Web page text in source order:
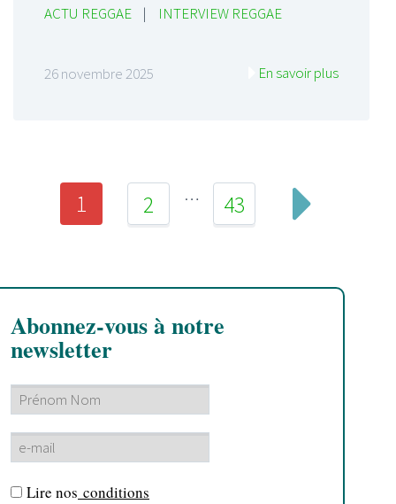
ACTU REGGAE | INTERVIEW REGGAE
26 novembre 2025 En savoir plus
1 2 … 43
Abonnez-vous à notre
newsletter
Lire nos conditions